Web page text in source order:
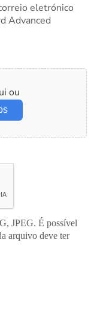
eletrónico
Advanced
ou
JPEG. É possível
arquivo deve ter